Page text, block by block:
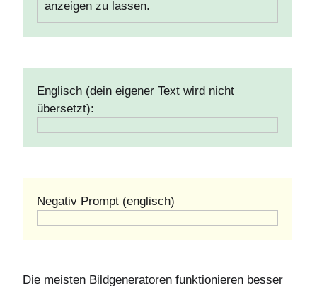
anzeigen zu lassen.
Englisch (dein eigener Text wird nicht
übersetzt):
Negativ Prompt (englisch)
Die meisten Bildgeneratoren funktionieren besser